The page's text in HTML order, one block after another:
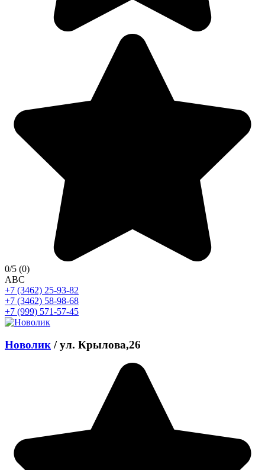
0/5 (0)
ABC
+7 (3462) 25-93-82
+7 (3462) 58-98-68
+7 (999) 571-57-45
Новолик /ул. Крылова,26